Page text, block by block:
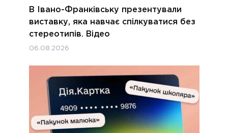
В Івано-Франківську презентували
виставку, яка навчає спілкуватися без
стереотипів. Відео
06.08.2026